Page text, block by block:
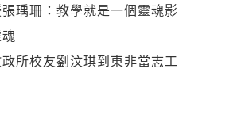
瑀珊：教學就是一個靈魂影
所校友劉汶琪到東非當志工